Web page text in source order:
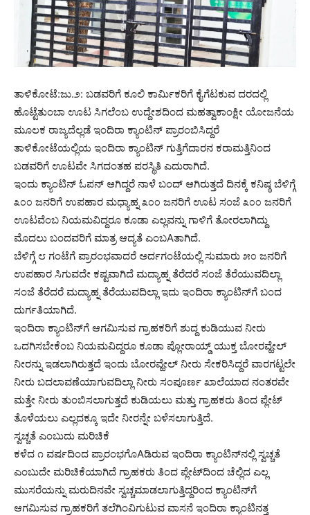
ತಾಳಿಕೋಟೆ:ಜು.೨: ಬಡವರಿಗೆ ಕೂಲಿ ಕಾರ್ಮಿಕರಿಗೆ ಕೈಗೆಟಕುವ ದರದಲ್ಲಿ
ಹೊಟ್ಟೆತುಂಬಾ ಊಟ ಸಿಗಲೆಂಬ ಉದ್ದೇಶದಿಂದ ಮಹತ್ವಾಕಾಂಕ್ಷೀ ಯೋಜನೆಯ
ಮೂಲಕ ರಾಜ್ಯದೆಲ್ಲಡೆ ಇಂದಿರಾ ಕ್ಯಾಂಟಿನ್ ಪ್ರಾರಂಬಿಸಿದ್ದರೆ
ತಾಳಿಕೋಟೆಯಲ್ಲಿಯ ಇಂದಿರಾ ಕ್ಯಾಂಟಿನ್ ಗುತ್ತಿಗೆದಾರನ ಕರಾಮತ್ತಿನಿಂದ
ಬಡವರಿಗೆ ಊಟವೇ ಸಿಗದಂತಹ ಪರಸ್ಥಿತಿ ಎದುರಾಗಿದೆ.
ಇಂದು ಕ್ಯಾಂಟಿನ್ ಓಪನ್ ಆಗಿದ್ದರೆ ನಾಳೆ ಬಂದ್ ಆಗಿರುತ್ತದೆ ದಿನಕ್ಕೆ ಕನಿಷ್ಠ ಬೆಳಿಗ್ಗೆ
೩೦೦ ಜನರಿಗೆ ಉಪಹಾರ ಮಧ್ಯಾಹ್ನ ೩೦೦ ಜನರಿಗೆ ಊಟ ಸಂಜೆ ೩೦೦ ಜನರಿಗೆ
ಊಟವೆಂಬ ನಿಯಮವಿದ್ದರೂ ಕೂಡಾ ಎಲ್ಲವನ್ನು ಗಾಳಿಗೆ ತೋರಲಾಗಿದ್ದು
ಮೊದಲು ಬಂದವರಿಗೆ ಮಾತ್ರ ಆದ್ಯತೆ ಎಂಬAತಾಗಿದೆ.
ಬೆಳಿಗ್ಗೆ ೮ ಗಂಟೆಗೆ ಪ್ರಾರಂಭವಾದರೆ ಅರ್ದಗಂಟೆಯಲ್ಲಿ ಸುಮಾರು ೫೦ ಜನರಿಗೆ
ಉಪಹಾರ ಸಿಗುವದೇ ಕಷ್ಟವಾಗಿದೆ ಮದ್ಯಾಹ್ನ ತೆರೆದರೆ ಸಂಜೆ ತೆರೆಯುವದಿಲ್ಲಾ
ಸಂಜೆ ತೆರೆದರೆ ಮದ್ಯಾಹ್ನ ತೆರೆಯುವದಿಲ್ಲಾ ಇದು ಇಂದಿರಾ ಕ್ಯಾಂಟಿನ್‌ಗೆ ಬಂದ
ದುರ್ಗತಿಯಾಗಿದೆ.
ಇಂದಿರಾ ಕ್ಯಾಂಟಿನ್‌ಗೆ ಆಗಮಿಸುವ ಗ್ರಾಹಕರಿಗೆ ಶುದ್ದ ಕುಡಿಯುವ ನೀರು
ಒದಗಿಸಬೇಕೆಂಬ ನಿಯಮವಿದ್ದರೂ ಕೂಡಾ ಪ್ಲೋರಾಯ್ಡ್ ಯುಕ್ತ ಬೋರವ್ಹೇಲ್
ನೀರನ್ನು ಇಡಲಾಗಿರುತ್ತದೆ ಇಂದು ಬೋರವ್ಹೇಲ್ ನೀರು ಸೇಕರಿಸಿದ್ದರೆ ವಾರಗಟ್ಟಲೇ
ನೀರು ಬದಲಾವಣೆಯಾಗುವದಿಲ್ಲಾ ನೀರು ಸಂಪೂರ್ಣ ಖಾಲೆಯಾದ ನಂತರವೇ
ಮತ್ತೇ ನೀರು ತುಂಬಿಸಲಾಗುತ್ತದೆ ಕುಡಿಯಲು ಮತ್ತು ಗ್ರಾಹಕರು ತಿಂದ ಪ್ಲೇಟ್
ತೊಳೆಯಲು ಎಲ್ಲದಕ್ಕೂ ಇದೇ ನೀರನ್ನೇ ಬಳೆಸಲಾಗುತ್ತಿದೆ.
ಸ್ವಚ್ಚತೆ ಎಂಬುದು ಮರಿಚಿಕೆ
ಕಳೆದ ೧ ವರ್ಷದಿಂದ ಪ್ರಾರಂಭಗೊAಡಿರುವ ಇಂದಿರಾ ಕ್ಯಾಂಟಿನ್‌ನಲ್ಲಿ ಸ್ವಚ್ಚತೆ
ಎಂಬುದೇ ಮರಿಚಿಕೆಯಾಗಿದೆ ಗ್ರಾಹಕರು ತಿಂದ ಪ್ಲೇಟ್‌ದಿಂದ ಚೆಲ್ಲಿದ ಎಲ್ಲ
ಮುಸರೆಯನ್ನು ಮರುದಿನವೇ ಸ್ವಚ್ಚಮಾಡಲಾಗುತ್ತಿದ್ದರಿಂದ ಕ್ಯಾಂಟಿನ್‌ಗೆ
ಆಗಮಿಸುವ ಗ್ರಾಹಕರಿಗೆ ತಲೆಗಿಂವಿಗುಟುವ ವಾಸನೆ ಇಂದಿರಾ ಕ್ಯಾಂಟಿನತ್ತ